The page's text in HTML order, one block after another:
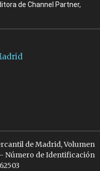
de Channel Partner,
de Madrid, Volumen
- Número de Identificación